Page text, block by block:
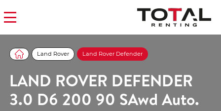
Land Rover Land Rover Defender
LAND ROVER DEFENDER
3.0 D6 200 90 SAwd Auto.